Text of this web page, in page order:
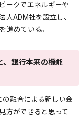
ークでエネルギーや
人ADM社を設立し、
進めている。
、銀行本来の機能
融合による新しい金
方ができると思って